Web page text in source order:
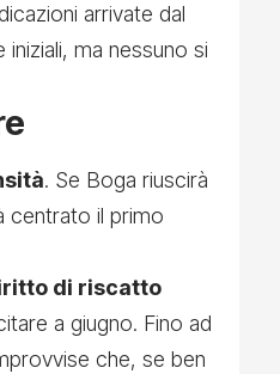
arrivate dal
ma nessuno si
. Se Boga riuscirà
centrato il primo
di riscatto
a giugno. Fino ad
che, se ben